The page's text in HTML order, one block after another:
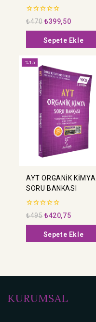
0
5
üzerinden
₺470 ₺399,50
Sepete Ekle
-%15
AYT ORGANİK KİMYA
SORU BANKASI
0
5
üzerinden
₺495 ₺420,75
Sepete Ekle
KURUMSAL